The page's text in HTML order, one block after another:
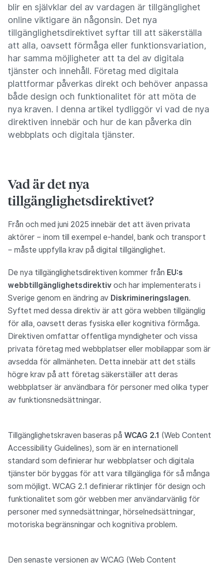
blir en självklar del av vardagen är tillgänglighet
online viktigare än någonsin. Det nya
tillgänglighetsdirektivet syftar till att säkerställa
att alla, oavsett förmåga eller funktionsvariation,
har samma möjligheter att ta del av digitala
tjänster och innehåll. Företag med digitala
plattformar påverkas direkt och behöver anpassa
både design och funktionalitet för att möta de
nya kraven. I denna artikel tydliggör vi vad de nya
direktiven innebär och hur de kan påverka din
webbplats och digitala tjänster.
Vad är det nya
tillgänglighetsdirektivet?
Från och med juni 2025 innebär det att även privata
aktörer – inom till exempel e-handel, bank och transport
– måste uppfylla krav på digital tillgänglighet.
De nya tillgänglighetsdirektiven kommer från EU:s
webbtillgänglighetsdirektiv och har implementerats i
Sverige genom en ändring av Diskrimineringslagen.
Syftet med dessa direktiv är att göra webben tillgänglig
för alla, oavsett deras fysiska eller kognitiva förmåga.
Direktiven omfattar offentliga myndigheter och vissa
privata företag med webbplatser eller mobilappar som är
avsedda för allmänheten. Detta innebär att det ställs
högre krav på att företag säkerställer att deras
webbplatser är användbara för personer med olika typer
av funktionsnedsättningar.
Tillgänglighetskraven baseras på WCAG 2.1 (Web Content
Accessibility Guidelines), som är en internationell
standard som definierar hur webbplatser och digitala
tjänster bör byggas för att vara tillgängliga för så många
som möjligt. WCAG 2.1 definierar riktlinjer för design och
funktionalitet som gör webben mer användarvänlig för
personer med synnedsättningar, hörselnedsättningar,
motoriska begränsningar och kognitiva problem.
Den senaste versionen av WCAG (Web Content